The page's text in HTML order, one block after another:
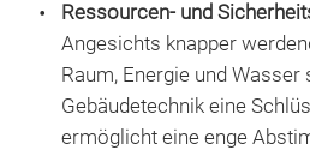
Ressourcen- und
Angesichts knapper
Raum, Energie und Wasser
Gebäudetechnik eine
ermöglicht eine enge